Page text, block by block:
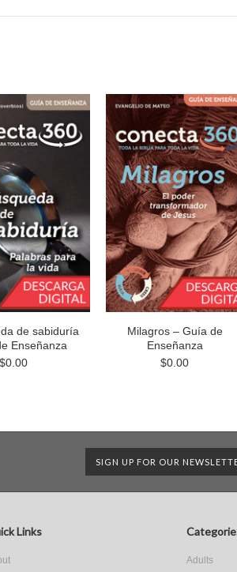
de sabiduría
Enseñanza
$0.00
Milagros – Guía de
Enseñanza
$0.00
SIGN UP FOR OUR
Links
Adults